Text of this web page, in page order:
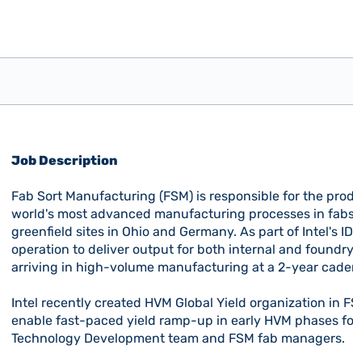
Job Description
Fab Sort Manufacturing (FSM) is responsible for the
world's most advanced manufacturing processes in
greenfield sites in Ohio and Germany. As part of Intel's
operation to deliver output for both internal and
arriving in high-volume manufacturing at a 2-year
Intel recently created HVM Global Yield organization in
enable fast-paced yield ramp-up in early HVM phases
Technology Development team and FSM fab managers.